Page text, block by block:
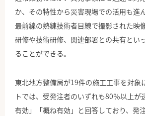
か、その特性から災害現場での活用も進
最前線の熟練技術者目線で撮影された映
研修や技術研修、関連部署との共有とい
ることができる。
東北地方整備局が19件の施工工事を対象
トでは、受発注者のいずれも80％以上が
有効」「概ね有効」と回答しており、発